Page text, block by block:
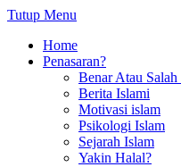
Tutup Menu
Home
Penasaran?
Benar Atau Salah
Berita Islami
Motivasi islam
Psikologi Islam
Sejarah Islam
Yakin Halal?